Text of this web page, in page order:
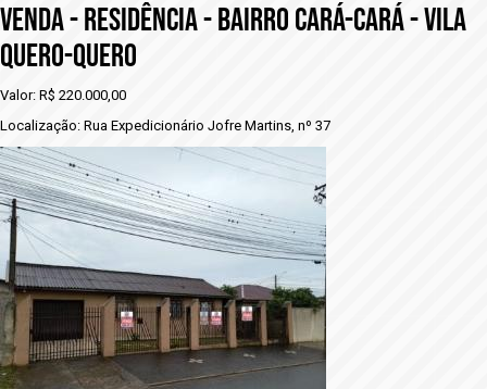
VENDA - RESIDÊNCIA - BAIRRO CARÁ-CARÁ - VILA
QUERO-QUERO
Valor: R$ 220.000,00
Localização: Rua Expedicionário Jofre Martins, nº 37